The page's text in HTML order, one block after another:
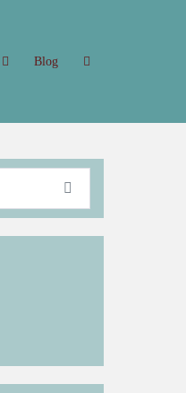
Blog